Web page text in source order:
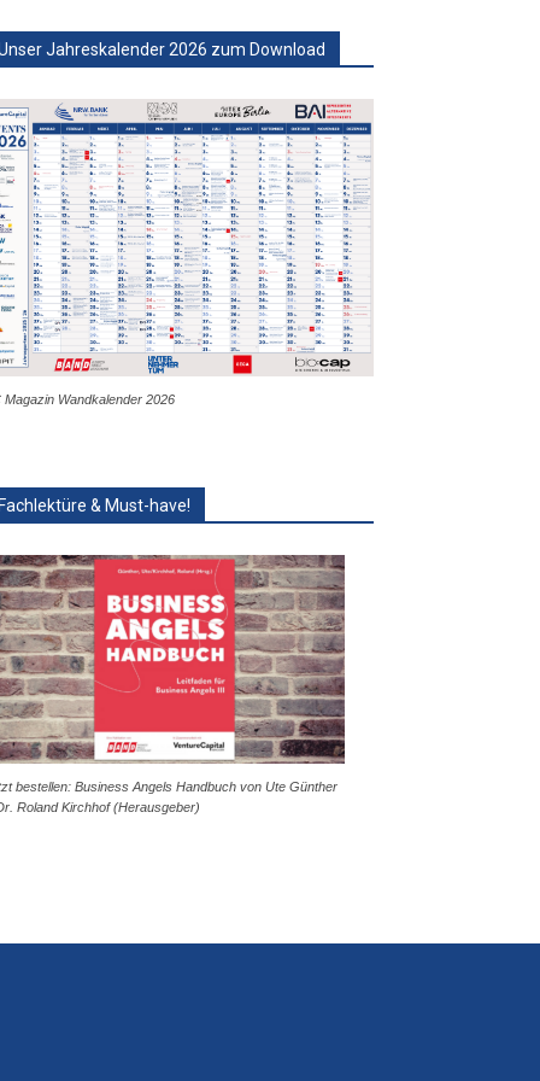
Jahreskalender 2026 zum Download
Magazin Wandkalender 2026
& Must-have!
bestellen: Business Angels Handbuch von Ute Günther
Roland Kirchhof (Herausgeber)